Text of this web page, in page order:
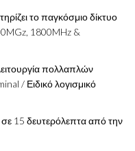
το παγκόσμιο δίκτυο
1800MHz &
πολλαπλών
/ Ειδικό λογισμικό
15 δευτερόλεπτα από την